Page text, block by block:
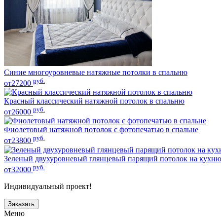
Синие многоуровневые натяжные потолки в спальню
от27200 руб.
Красный классический натяжной потолок в спальню
от26000 руб.
Фиолетовый натяжной потолок с фотопечатью в спальне
от23800 руб.
Зеленый двухуровневый глянцевый парящий потолок на кухню
от32000 руб.
Индивидуальный проект!
Заказать
Меню